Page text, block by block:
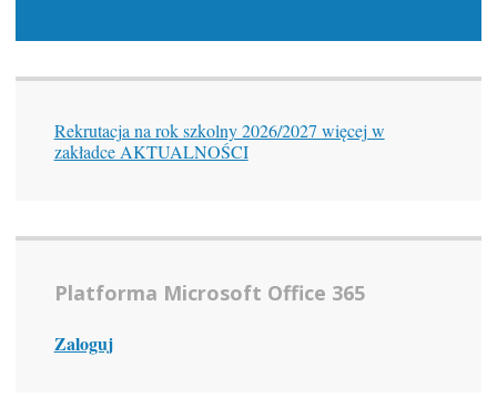
Rekrutacja na rok szkolny 2026/2027 więcej w
zakładce AKTUALNOŚCI
Platforma Microsoft Office 365
Zaloguj